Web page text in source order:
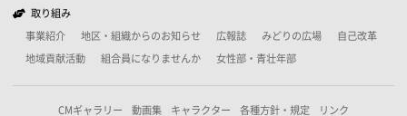
取り組み
事業紹介 地区・組織からのお知らせ 広報誌 みどりの広場 自己改革
地域貢献活動 組合員になりませんか 女性部・青壮年部
CMギャラリー 動画集 キャラクター 各種方針・規定 リンク